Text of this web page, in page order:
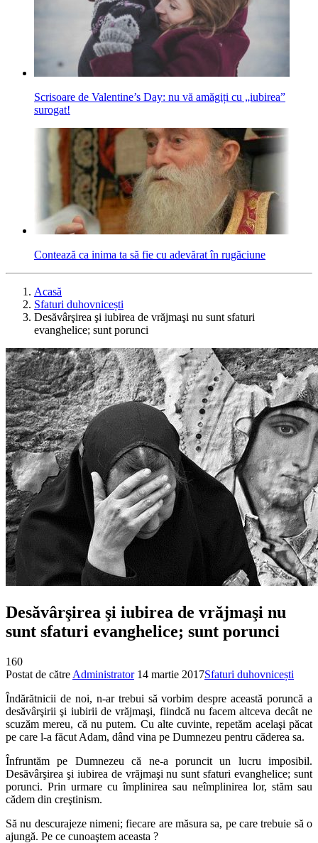
Scrisoare de Valentine’s Day: nu vă amăgiți cu „iubirea”
surogat!
Contează ca inima ta să fie cu adevărat în rugăciune
Acasă
Sfaturi duhovnicești
Desăvârşirea şi iubirea de vrăjmaşi nu sunt sfaturi
evanghelice; sunt porunci
Desăvârşirea şi iubirea de vrăjmaşi nu
sunt sfaturi evanghelice; sunt porunci
160
Postat de către Administrator 14 martie 2017Sfaturi duhovnicești
Îndărătnicii de noi, n-ar trebui să vorbim despre această poruncă a
desăvârşirii şi iubirii de vrăjmaşi, fiindcă nu facem altceva decât ne
scuzăm mereu, că nu putem. Cu alte cuvinte, repetăm acelaşi păcat
pe care l-a făcut Adam, dând vina pe Dumnezeu pentru căderea sa.
Înfruntăm pe Dumnezeu că ne-a poruncit un lucru imposibil.
Desăvârşirea şi iubirea de vrăjmaşi nu sunt sfaturi evanghelice; sunt
porunci. Prin urmare cu împlinirea sau neîmplinirea lor, stăm sau
cădem din creştinism.
Să nu descurajeze nimeni; fiecare are măsura sa, pe care trebuie să o
ajungă. Pe ce cunoaştem aceasta ?